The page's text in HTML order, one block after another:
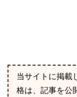
当サイトに掲載
格は、記事を公